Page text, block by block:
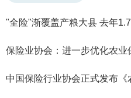
"全险"渐覆盖产粮大县 去年
保险业协会：进一步优化农业
中国保险行业协会正式发布《